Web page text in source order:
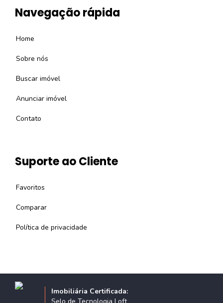
Navegação rápida
Home
Sobre nós
Buscar imóvel
Anunciar imóvel
Contato
Suporte ao Cliente
Favoritos
Comparar
Política de privacidade
Imobiliária Certificada: